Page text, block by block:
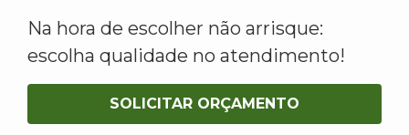
Na hora de escolher não arrisque:
escolha qualidade no atendimento!
SOLICITAR ORÇAMENTO